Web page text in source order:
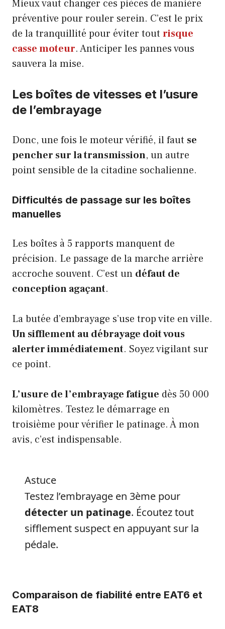
Mieux vaut changer ces pièces de manière
préventive pour rouler serein. C’est le prix
de la tranquillité pour éviter tout risque
casse moteur. Anticiper les pannes vous
sauvera la mise.
Les boîtes de vitesses et l’usure
de l’embrayage
Donc, une fois le moteur vérifié, il faut se
pencher sur la transmission, un autre
point sensible de la citadine sochalienne.
Difficultés de passage sur les boîtes
manuelles
Les boîtes à 5 rapports manquent de
précision. Le passage de la marche arrière
accroche souvent. C’est un défaut de
conception agaçant.
La butée d’embrayage s’use trop vite en ville.
Un sifflement au débrayage doit vous
alerter immédiatement. Soyez vigilant sur
ce point.
L’usure de l’embrayage fatigue dès 50 000
kilomètres. Testez le démarrage en
troisième pour vérifier le patinage. À mon
avis, c’est indispensable.
Astuce
Testez l’embrayage en 3ème pour
détecter un patinage. Écoutez tout
sifflement suspect en appuyant sur la
pédale.
Comparaison de fiabilité entre EAT6 et
EAT8